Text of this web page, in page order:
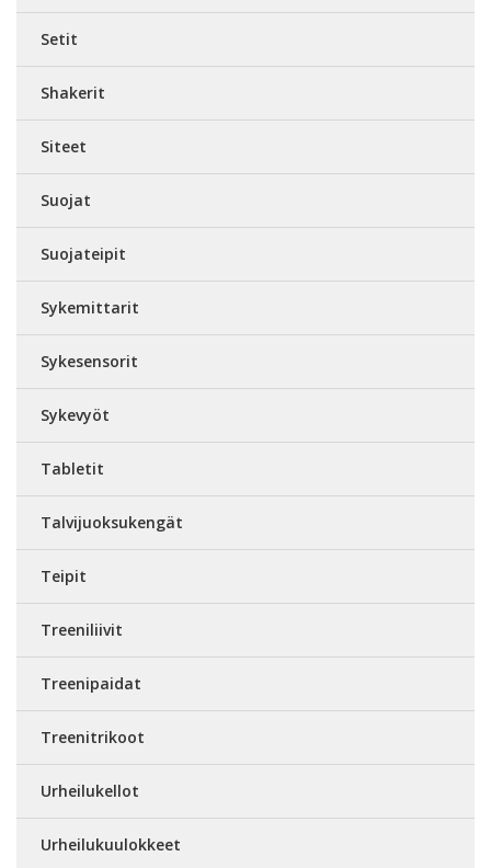
Setit
Shakerit
Siteet
Suojat
Suojateipit
Sykemittarit
Sykesensorit
Sykevyöt
Tabletit
Talvijuoksukengät
Teipit
Treeniliivit
Treenipaidat
Treenitrikoot
Urheilukellot
Urheilukuulokkeet